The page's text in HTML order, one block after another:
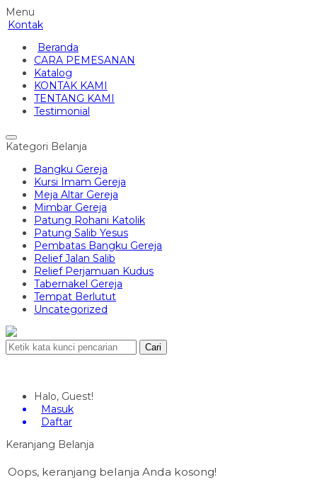
Menu
Kontak
Beranda
CARA PEMESANAN
Katalog
KONTAK KAMI
TENTANG KAMI
Testimonial
Kategori Belanja
Bangku Gereja
Kursi Imam Gereja
Meja Altar Gereja
Mimbar Gereja
Patung Rohani Katolik
Patung Salib Yesus
Pembatas Bangku Gereja
Relief Jalan Salib
Relief Perjamuan Kudus
Tabernakel Gereja
Tempat Berlutut
Uncategorized
Cari
Halo, Guest!
Masuk
Daftar
Keranjang Belanja
Oops, keranjang belanja Anda kosong!